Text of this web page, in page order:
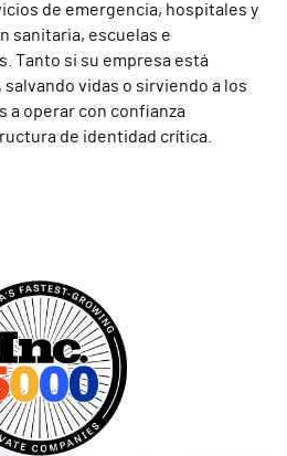
de emergencia, hospitales y
sanitaria, escuelas e
Tanto si su empresa está
vidas o sirviendo a los
a operar con confianza
de identidad crítica.